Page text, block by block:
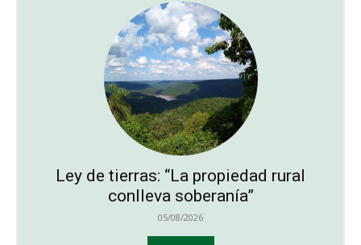
Ley de tierras: “La propiedad rural
conlleva soberanía”
05/08/2026